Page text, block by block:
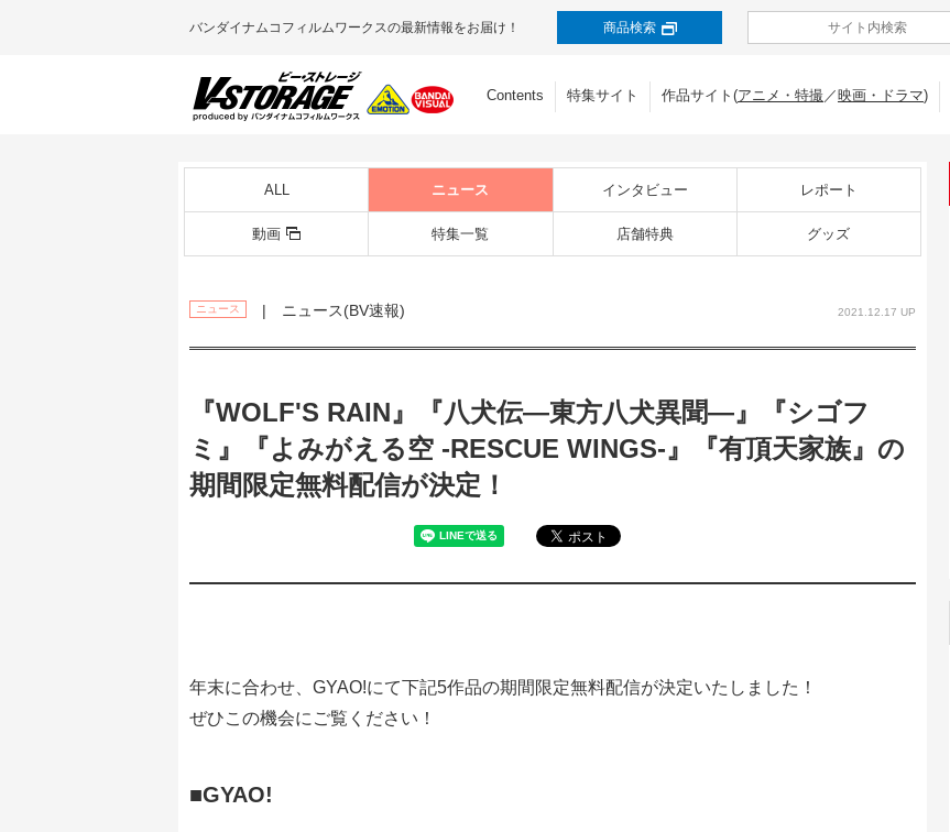
バンダイナムコフィルムワークスの最新情報をお届け！ 商品検索
Contents 特集サイト 作品サイト(アニメ・特撮／映画・ドラマ)
ALL ニュース インタビュー レポート
動画 特集一覧 店舗特典 グッズ
ニュース | ニュース(BV速報) 2021.12.17 UP
『WOLF'S RAIN』『八犬伝―東方八犬異聞―』『シゴフ
ミ』『よみがえる空 -RESCUE WINGS-』『有頂天家族』の
期間限定無料配信が決定！
年末に合わせ、GYAO!にて下記5作品の期間限定無料配信が決定いたしました！
ぜひこの機会にご覧ください！
■GYAO!